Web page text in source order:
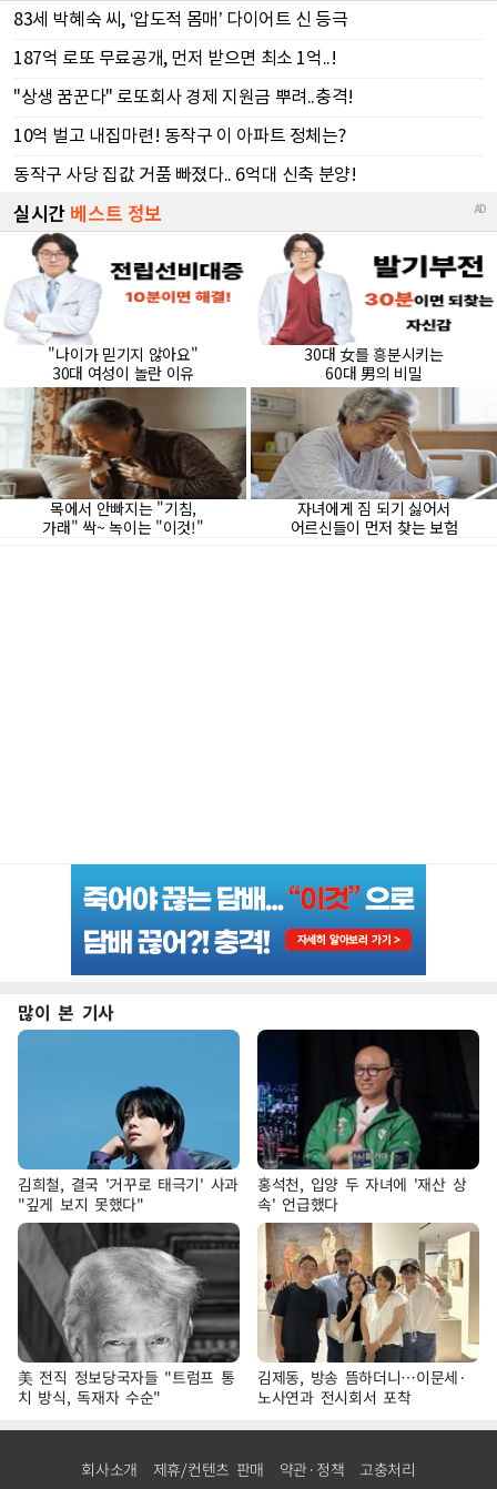
많이 본 기사
김희철, 결국 '거꾸로 태극기' 사과
"깊게 보지 못했다"
홍석천, 입양 두 자녀에 '재산 상
속' 언급했다
美 전직 정보당국자들 "트럼프 통
치 방식, 독재자 수순"
김제동, 방송 뜸하더니…이문세·
노사연과 전시회서 포착
회사소개 제휴/컨텐츠 판매 약관·정책 고충처리